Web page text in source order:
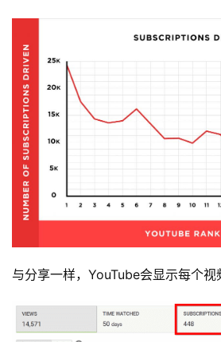
与分享一样，YouTube会显示每个视